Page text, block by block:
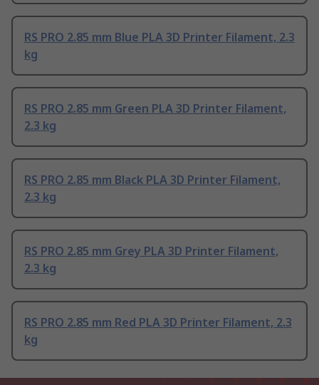
RS PRO 2.85 mm Blue PLA 3D Printer Filament, 2.3
kg
RS PRO 2.85 mm Green PLA 3D Printer Filament,
2.3 kg
RS PRO 2.85 mm Black PLA 3D Printer Filament,
2.3 kg
RS PRO 2.85 mm Grey PLA 3D Printer Filament,
2.3 kg
RS PRO 2.85 mm Red PLA 3D Printer Filament, 2.3
kg